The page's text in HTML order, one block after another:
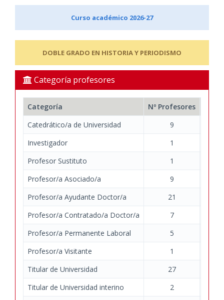
Curso académico 2026-27
DOBLE GRADO EN HISTORIA Y PERIODISMO
Categoría profesores
Categoría Nº Profesores
Catedrático/a de Universidad
9
Investigador
1
Profesor Sustituto
1
Profesor/a Asociado/a
9
Profesor/a Ayudante Doctor/a
21
Profesor/a Contratado/a Doctor/a
7
Profesor/a Permanente Laboral
5
Profesor/a Visitante
1
Titular de Universidad
27
Titular de Universidad interino
2